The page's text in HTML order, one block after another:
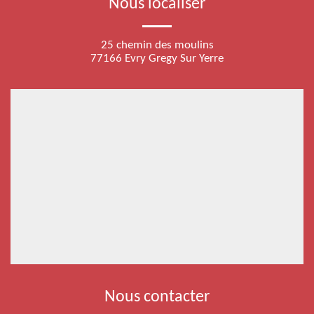
Nous localiser
25 chemin des moulins
77166 Evry Gregy Sur Yerre
Nous contacter